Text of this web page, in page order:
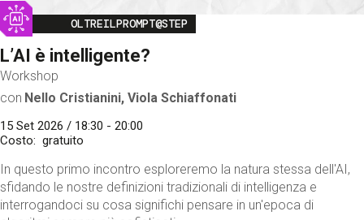
Image
OLTREILPROMPT@STEP
L’AI è intelligente?
Workshop
con Nello Cristianini, Viola Schiaffonati
15 Set 2026 / 18:30 - 20:00
Costo
gratuito
In questo primo incontro esploreremo la natura stessa dell'AI,
sfidando le nostre definizioni tradizionali di intelligenza e
interrogandoci su cosa significhi pensare in un'epoca di